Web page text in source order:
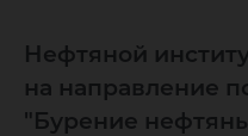
Нефтяной
на направление
"Бурение